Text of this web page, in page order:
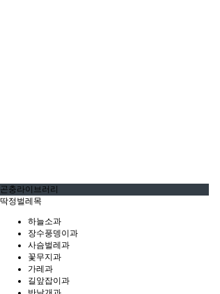
곤충라이브러리
딱정벌레목
하늘소과
장수풍뎅이과
사슴벌레과
꽃무지과
가레과
길앞잡이과